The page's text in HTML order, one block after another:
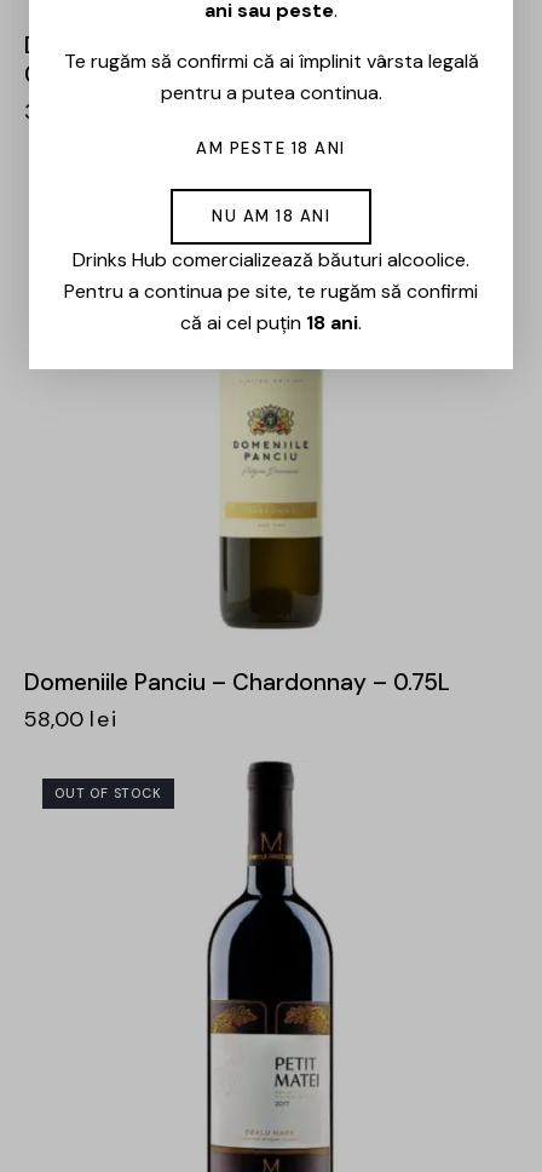
Domeniile Panciu – Riserva Muscat Ottonel –
0.75L
33,00
Domeniile Panciu – Chardonnay – 0.75L
58,00 lei
OUT OF STOCK
ani sau peste.
Te rugăm să confirmi că ai împlinit vârsta legală
pentru a putea continua.
AM PESTE 18 ANI
NU AM 18 ANI
Drinks Hub comercializează băuturi alcoolice.
Pentru a continua pe site, te rugăm să confirmi
că ai cel puțin 18 ani.